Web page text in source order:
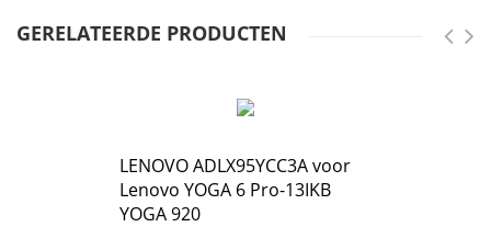
GERELATEERDE PRODUCTEN
LENOVO ADLX95YCC3A voor
Lenovo YOGA 6 Pro-13IKB
YOGA 920